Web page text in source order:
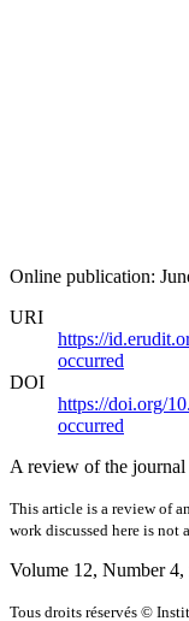
Online publication:
URI
https://
occurred
DOI
https://doi.org/
occurred
A review of the journal
This article is a review of
work discussed here is not
Volume 12, Number 4,
Tous droits réservés ©